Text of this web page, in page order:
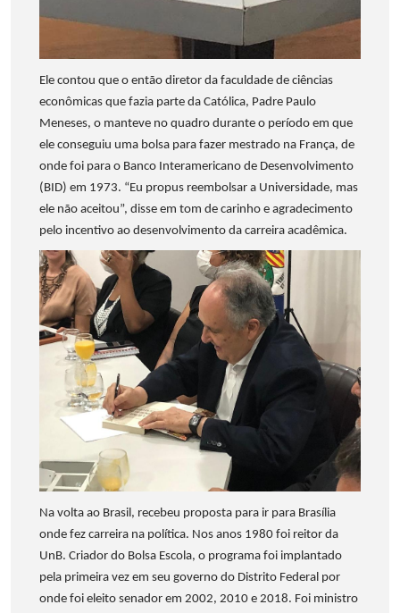
Ele contou que o então diretor da faculdade de ciências
econômicas que fazia parte da Católica, Padre Paulo
Meneses, o manteve no quadro durante o período em que
ele conseguiu uma bolsa para fazer mestrado na França, de
onde foi para o Banco Interamericano de Desenvolvimento
(BID) em 1973. “Eu propus reembolsar a Universidade, mas
ele não aceitou”, disse em tom de carinho e agradecimento
pelo incentivo ao desenvolvimento da carreira acadêmica.
Na volta ao Brasil, recebeu proposta para ir para Brasília
onde fez carreira na política. Nos anos 1980 foi reitor da
UnB. Criador do Bolsa Escola, o programa foi implantado
pela primeira vez em seu governo do Distrito Federal por
onde foi eleito senador em 2002, 2010 e 2018. Foi ministro